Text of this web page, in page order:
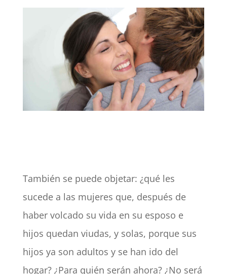
También se puede objetar: ¿qué les
sucede a las mujeres que, después de
haber volcado su vida en su esposo e
hijos quedan viudas, y solas, porque sus
hijos ya son adultos y se han ido del
hogar? ¿Para quién serán ahora? ¿No será